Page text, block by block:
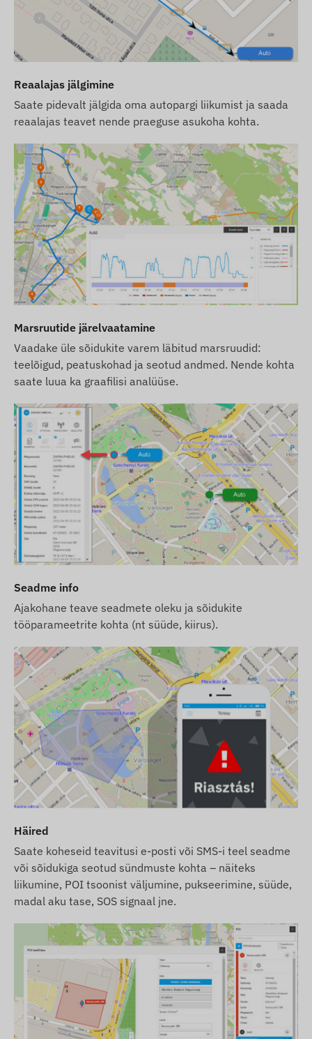
aktiivne ühendus satelliidipõhiste
asukohamääramissüsteemide ja mobiilivõrgu
operaatoriga. Need tagavad andmete kogumise ja
keskse andmetöötlustarkvaraga. Seade suhtleb
mobiilsidevõrkude kaudu, kasutades sisseehitatud
SIM-kaarti.
Tööpiirkond
Seade ühildub GSM-võrkudega järgmistes
piirkondades:
4G: Ülemaailmne
2G: Ülemaailmne
Ostuvõimalused
Seda seadet ei müüda eraldi ilma SIM-kaardi ja
tarkvara litsentsita.
Seade tarnitakse kasutusvalmis ning me
hoolitseme selle pideva töö eest – kasutaja ei
pea midagi tegema.
Kui soovite kasutada meie SMS-teavitusteenust,
ostke meie veebipoest SMS-krediitkaart.
Lisainformatsioon
Seade on turvamärgisega suletud, selle
lahtivõtmine on keelatud, kuna see võib
kahjustada seadet ja muuta garantii kehtetuks.
Kui soovite seadme edasi anda teisele isikule,
võtke kasutajakonto ülekandmiseks ühendust
Pakkujame seadme hooldust ka pärast
garantiiperioodi lõppu (GPS-antenn, GSM-
antenn, emaplaat ja aku vahetus).
Püüame tagada veebilehel kuvatavate andmete ja
piltide pideva uuendamise ning täpsuse. Siiski
palume arvestada, et tootja jätab endale õiguse
muuta toote spetsifikatsioone või pakendit ilma
ette teatamata. Seetõttu võib toodete tegelik
välimus piltidel kujutatust veidi erineda. Jätame
endale õiguse tootjapoolsetele muudatustele
võimalike erinevuste osas.
Reaalajas jälgimine
Saate pidevalt jälgida oma autopargi liikumist ja saada
reaalajas teavet nende praeguse asukoha kohta.
Marsruutide järelvaatamine
Vaadake üle sõidukite varem läbitud marsruudid:
teelõigud, peatuskohad ja seotud andmed. Nende kohta
saate luua ka graafilisi analüüse.
Seadme info
Ajakohane teave seadmete oleku ja sõidukite
tööparameetrite kohta (nt süüde, kiirus).
Häired
Saate koheseid teavitusi e-posti või SMS-i teel seadme
või sõidukiga seotud sündmuste kohta – näiteks
liikumine, POI tsoonist väljumine, pukseerimine, süüde,
madal aku tase, SOS signaal jne.